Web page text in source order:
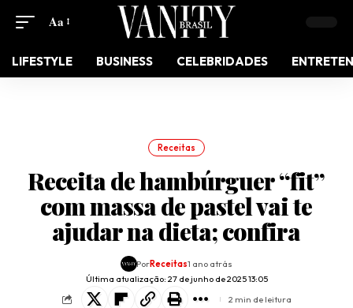
Aa
LIFESTYLE BUSINESS CELEBRIDADES
Receitas
Receita de hambúrguer “fit”
com massa de pastel vai te
ajudar na dieta; confira
Última atualização: 27 de junho de 2025 13:05
PorReceitas1 ano atrás
2 min de leitura